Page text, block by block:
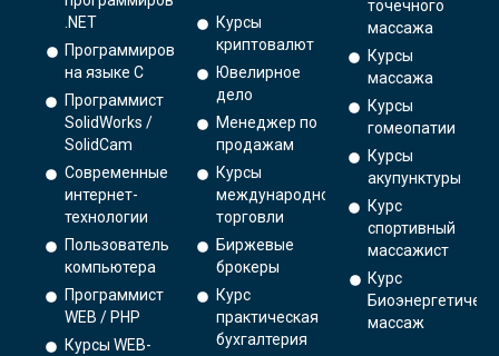
.NET
Программирование
на языке С
Программист
SolidWorks /
SolidCam
Современные
интернет-
технологии
Пользователь
компьютера
Программист
WEB / PHP
Курсы WEB-
Курсы
криптовалют
Ювелирное
дело
Менеджер по
продажам
Курсы
международной
торговли
Биржевые
брокеры
Курс
практическая
бухгалтерия
точечного
массажа
Курсы
массажа
Курсы
гомеопатии
Курсы
акупунктуры
Курс
спортивный
массажист
Курс
массаж